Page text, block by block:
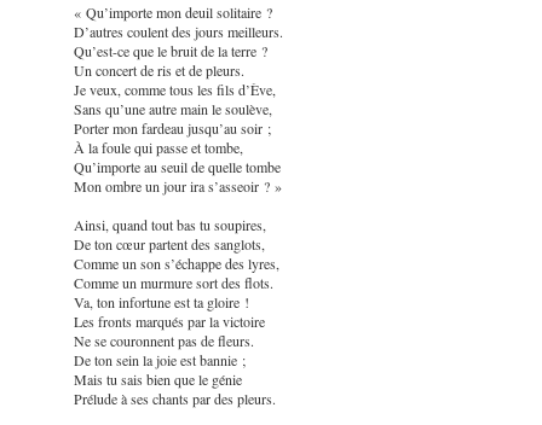
« Qu’importe mon deuil solitaire ?
D’autres coulent des jours meilleurs.
Qu’est-ce que le bruit de la terre ?
Un concert de ris et de pleurs.
Je veux, comme tous les fils d’Ève,
Sans qu’une autre main le soulève,
Porter mon fardeau jusqu’au soir ;
À la foule qui passe et tombe,
Qu’importe au seuil de quelle tombe
Mon ombre un jour ira s’asseoir ? »
Ainsi, quand tout bas tu soupires,
De ton cœur partent des sanglots,
Comme un son s’échappe des lyres,
Comme un murmure sort des flots.
Va, ton infortune est ta gloire !
Les fronts marqués par la victoire
Ne se couronnent pas de fleurs.
De ton sein la joie est bannie ;
Mais tu sais bien que le génie
Prélude à ses chants par des pleurs.